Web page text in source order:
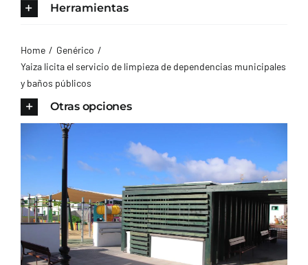
AYUNTAMIENTO
Herramientas
Home
Genérico
Yaiza licita el servicio de limpieza de dependencias municipales
y baños públicos
Otras opciones